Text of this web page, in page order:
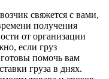
свяжется с вами,
получения
от организации
если груз
помочь вам
груза в днях.